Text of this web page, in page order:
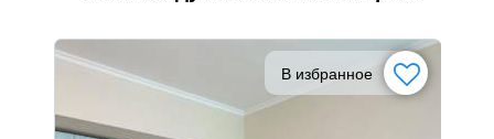
В избранное